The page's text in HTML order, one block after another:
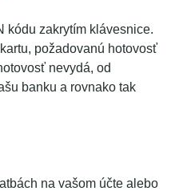
kódu zakrytím klávesnice.
požadovanú hotovosť
nevydá, od
banku a rovnako tak
na vašom účte alebo